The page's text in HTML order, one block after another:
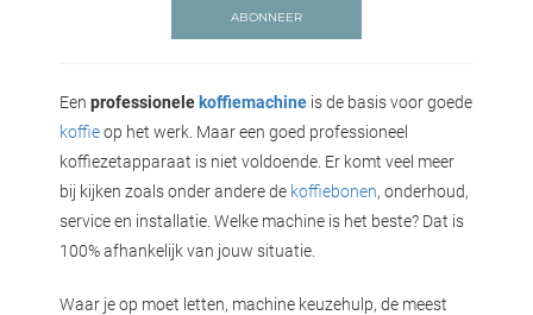
ABONNEER
Een professionele koffiemachine is de basis voor goede
koffieop het werk. Maar een goed professioneel
koffiezetapparaat is niet voldoende. Er komt veel meer
bij kijken zoals onder andere de koffiebonen, onderhoud,
service en installatie. Welke machine is het beste? Dat is
100% afhankelijk van jouw situatie.
Waar je op moet letten, machine keuzehulp, de meest
over
van
op